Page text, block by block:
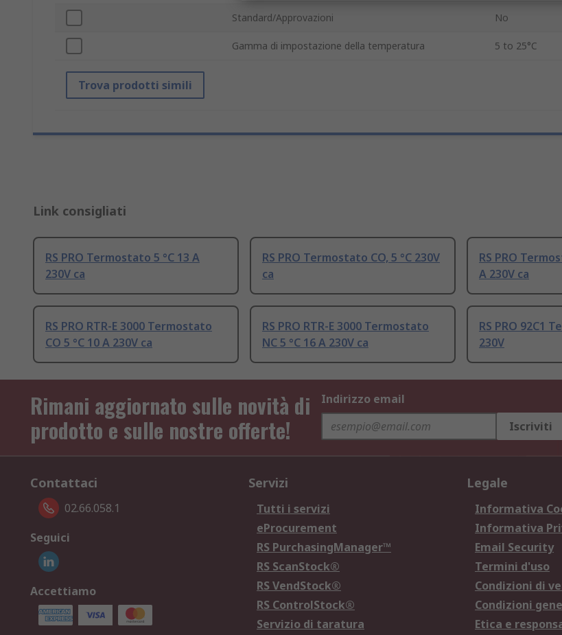
Standard/Approvazioni No
Gamma di impostazione della temperatura 5 to 25°C
Trova prodotti simili
Link consigliati
RS PRO Termostato 5 °C 13 A
230V ca
RS PRO Termostato CO, 5 °C 230V
ca
RS PRO
A 230V ca
RS PRO RTR-E 3000 Termostato
CO 5 °C 10 A 230V ca
RS PRO RTR-E 3000 Termostato
NC 5 °C 16 A 230V ca
RS PRO 92C1
230V
Rimani aggiornato sulle novità di
prodotto e sulle nostre offerte!
Indirizzo email
Iscriviti
Contattaci
02.66.058.1
Seguici
Accettiamo
Servizi
Tutti i servizi
eProcurement
RS PurchasingManager™
RS ScanStock®
RS VendStock®
RS ControlStock®
Servizio di taratura
Legale
Informativa
Informativa
Email Security
Termini d'uso
Condizioni di
Condizioni
Etica e